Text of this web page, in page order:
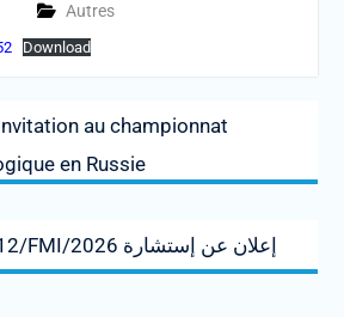
Autres
Download
Previous
au championnat
en Russie
post:
12/FMI/2026 إعلان عن إستشارة